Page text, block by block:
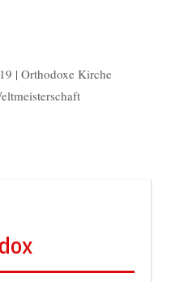
| Orthodoxe Kirche